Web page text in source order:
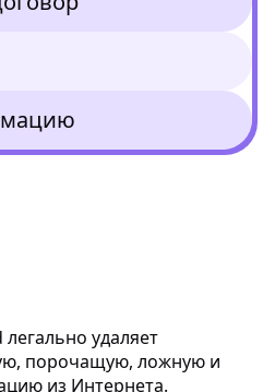
удаляет
порочащую, ложную и
из Интернета.